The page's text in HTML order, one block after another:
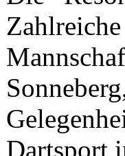
Dartsport